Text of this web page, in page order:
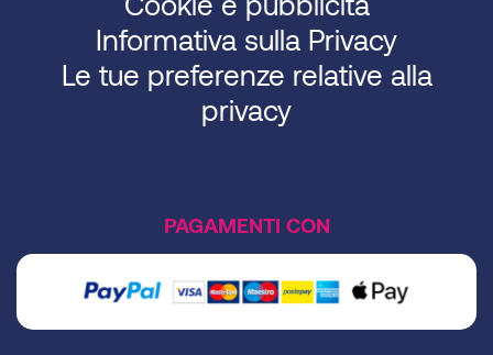
Informativa sulla Privacy
Le tue preferenze relative alla
privacy
PAGAMENTI CON